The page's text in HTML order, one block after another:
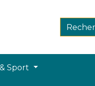
Sport